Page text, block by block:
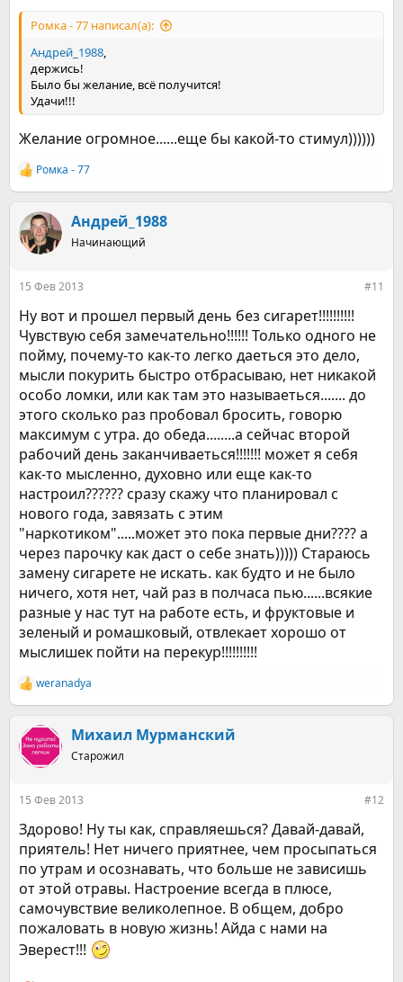
Ромка - 77 написал(а):
Андрей_1988,
держись!
Было бы желание, всё получится!
Удачи!!!
Желание огромное......еще бы какой-то стимул))))))
Р
е
к
ц
и
Ромка - 77
Андрей_1988
Начинающий
15 Фев 2013 #11
Ну вот и прошел первый день без сигарет!!!!!!!!!!
Чувствую себя замечательно!!!!!! Только одного не
пойму, почему-то как-то легко даеться это дело,
мысли покурить быстро отбрасываю, нет никакой
особо ломки, или как там это называеться....... до
этого сколько раз пробовал бросить, говорю
максимум с утра. до обеда........а сейчас второй
рабочий день заканчиваеться!!!!!!! может я себя
как-то мысленно, духовно или еще как-то
настроил?????? сразу скажу что планировал с
нового года, завязать с этим
"наркотиком".....может это пока первые дни???? а
через парочку как даст о себе знать))))) Стараюсь
замену сигарете не искать. как будто и не было
ничего, хотя нет, чай раз в полчаса пью......всякие
разные у нас тут на работе есть, и фруктовые и
зеленый и ромашковый, отвлекает хорошо от
мыслишек пойти на перекур!!!!!!!!!!
Р
е
к
ц
и
weranadya
Михаил Мурманский
Старожил
15 Фев 2013 #12
Здорово! Ну ты как, справляешься? Давай-давай,
приятель! Нет ничего приятнее, чем просыпаться
по утрам и осознавать, что больше не зависишь
от этой отравы. Настроение всегда в плюсе,
самочувствие великолепное. В общем, добро
пожаловать в новую жизнь! Айда с нами на
Эверест!!!